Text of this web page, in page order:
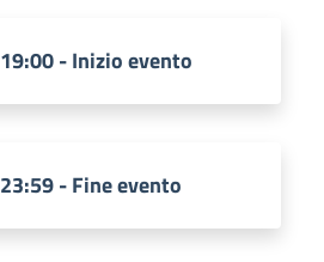
19:00 - Inizio evento
23:59 - Fine evento